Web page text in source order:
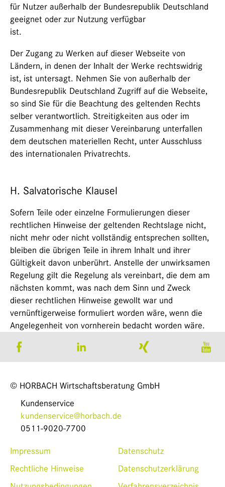
für Nutzer außerhalb der Bundesrepublik Deutschland
geeignet oder zur Nutzung verfügbar
ist.
Der Zugang zu Werken auf dieser Webseite von
Ländern, in denen der Inhalt der Werke rechtswidrig
ist, ist untersagt. Nehmen Sie von außerhalb der
Bundesrepublik Deutschland Zugriff auf die Webseite,
so sind Sie für die Beachtung des geltenden Rechts
selber verantwortlich. Streitigkeiten aus oder im
Zusammenhang mit dieser Vereinbarung unterfallen
dem deutschen materiellen Recht, unter Ausschluss
des internationalen Privatrechts.
H. Salvatorische Klausel
Sofern Teile oder einzelne Formulierungen dieser
rechtlichen Hinweise der geltenden Rechtslage nicht,
nicht mehr oder nicht vollständig entsprechen sollten,
bleiben die übrigen Teile in ihrem Inhalt und ihrer
Gültigkeit davon unberührt. Anstelle der unwirksamen
Regelung gilt die Regelung als vereinbart, die dem am
nächsten kommt, was nach dem Sinn und Zweck
dieser rechtlichen Hinweise gewollt war und
vernünftigerweise formuliert worden wäre, wenn die
Angelegenheit von vornherein bedacht worden wäre.
© HORBACH Wirtschaftsberatung GmbH
Kundenservice
kundenservice@horbach.de
0511-9020-7700
Impressum
Rechtliche Hinweise
Datenschutz
Datenschutzerklärung